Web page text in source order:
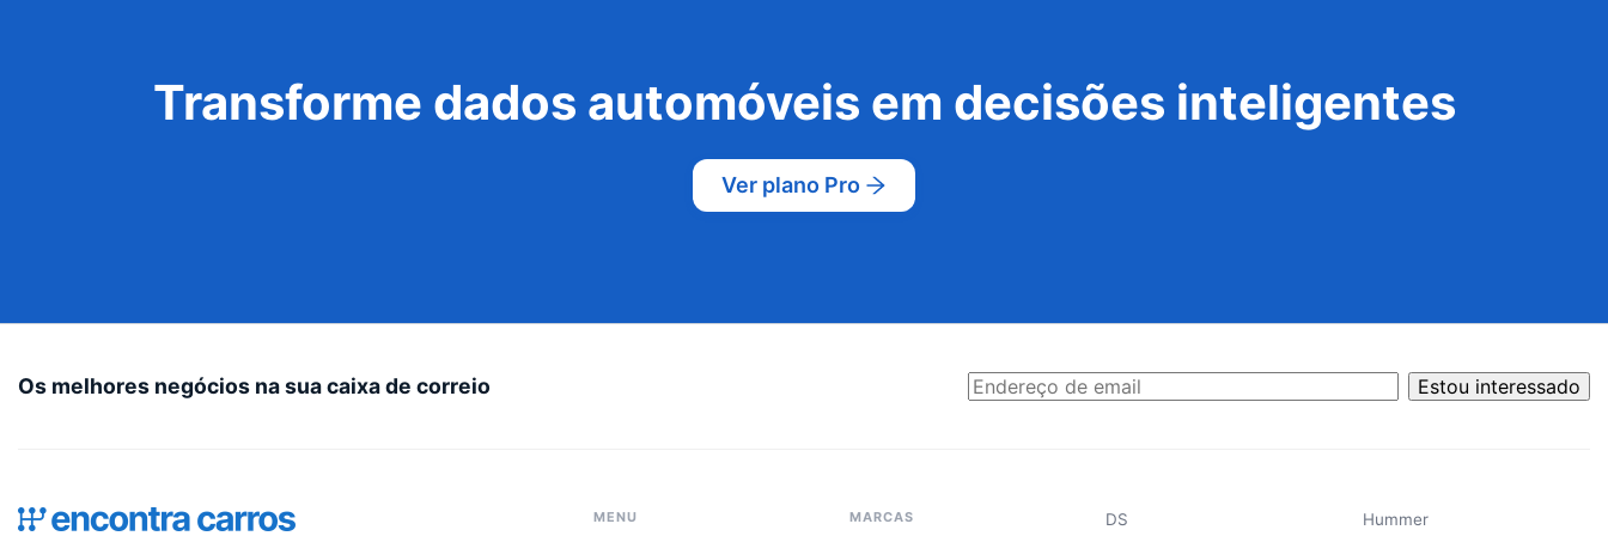
Transforme dados automóveis em decisões inteligentes
Ver plano Pro
Os melhores negócios na sua caixa de correio Estou interessado
MENU MARCAS DS Hummer